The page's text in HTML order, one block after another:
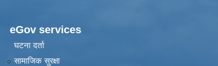
eGov services
घटना दर्ता
सामाजिक सुरक्षा